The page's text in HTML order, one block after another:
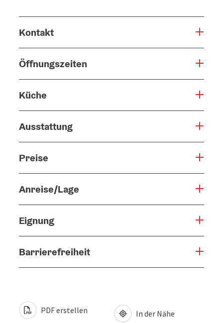
Kontakt
Öffnungszeiten
Küche
Ausstattung
Preise
Anreise/Lage
Eignung
Barrierefreiheit
PDF erstellen In der Nähe